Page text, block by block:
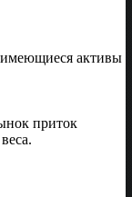
имеющиеся активы
приток